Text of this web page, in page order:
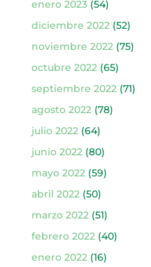
enero 2023(54)
diciembre 2022 (52)
noviembre 2022 (75)
octubre 2022 (65)
septiembre 2022 (71)
agosto 2022 (78)
julio 2022 (64)
junio 2022 (80)
mayo 2022 (59)
abril 2022 (50)
marzo 2022 (51)
febrero 2022 (40)
enero 2022 (16)